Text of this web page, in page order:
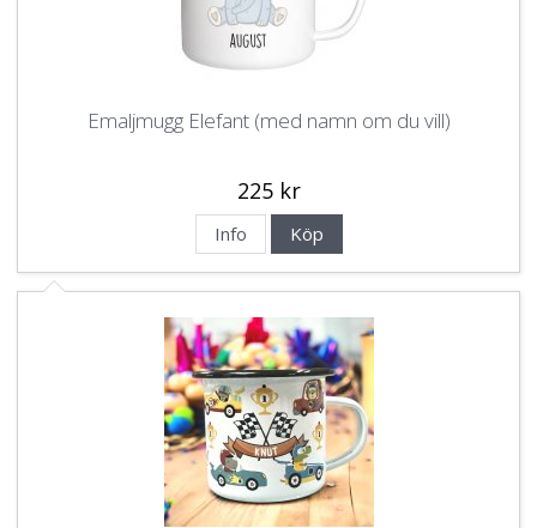
Emaljmugg Elefant (med namn om du vill)
225 kr
Info Köp